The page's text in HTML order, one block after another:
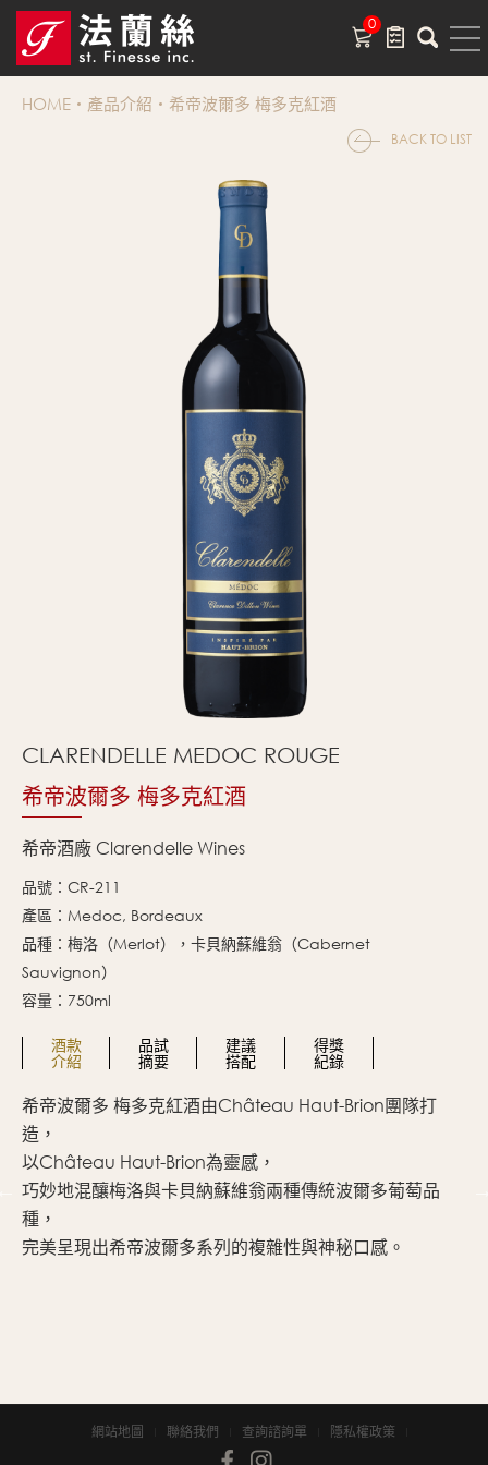
0
HOME 產品介紹 希帝波爾多 梅多克紅酒
BACK TO LIST
CLARENDELLE MEDOC ROUGE
希帝波爾多 梅多克紅酒
希帝酒廠 Clarendelle Wines
品號：CR-211
產區：Medoc, Bordeaux
品種：梅洛（Merlot），卡貝納蘇維翁（Cabernet
Sauvignon）
容量：750ml
酒款
介紹
品試
摘要
建議
搭配
得獎
紀錄
希帝波爾多 梅多克紅酒由Château Haut-Brion團隊打
造，
以Château Haut-Brion為靈感，
巧妙地混釀梅洛與卡貝納蘇維翁兩種傳統波爾多葡萄品
種，
完美呈現出希帝波爾多系列的複雜性與神秘口感。
網站地圖 聯絡我們 查詢諮詢單 隱私權政策